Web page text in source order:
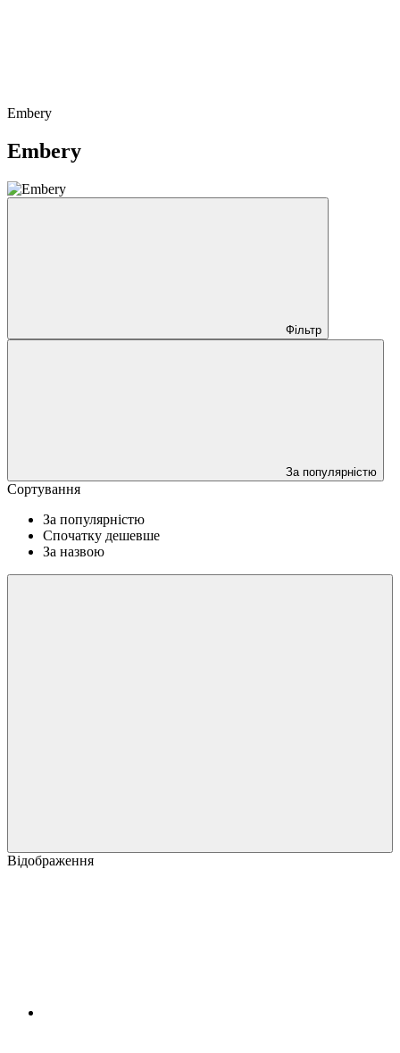
Embery
Embery
Фільтр
За популярністю
Сортування
За популярністю
Спочатку дешевше
За назвою
Відображення